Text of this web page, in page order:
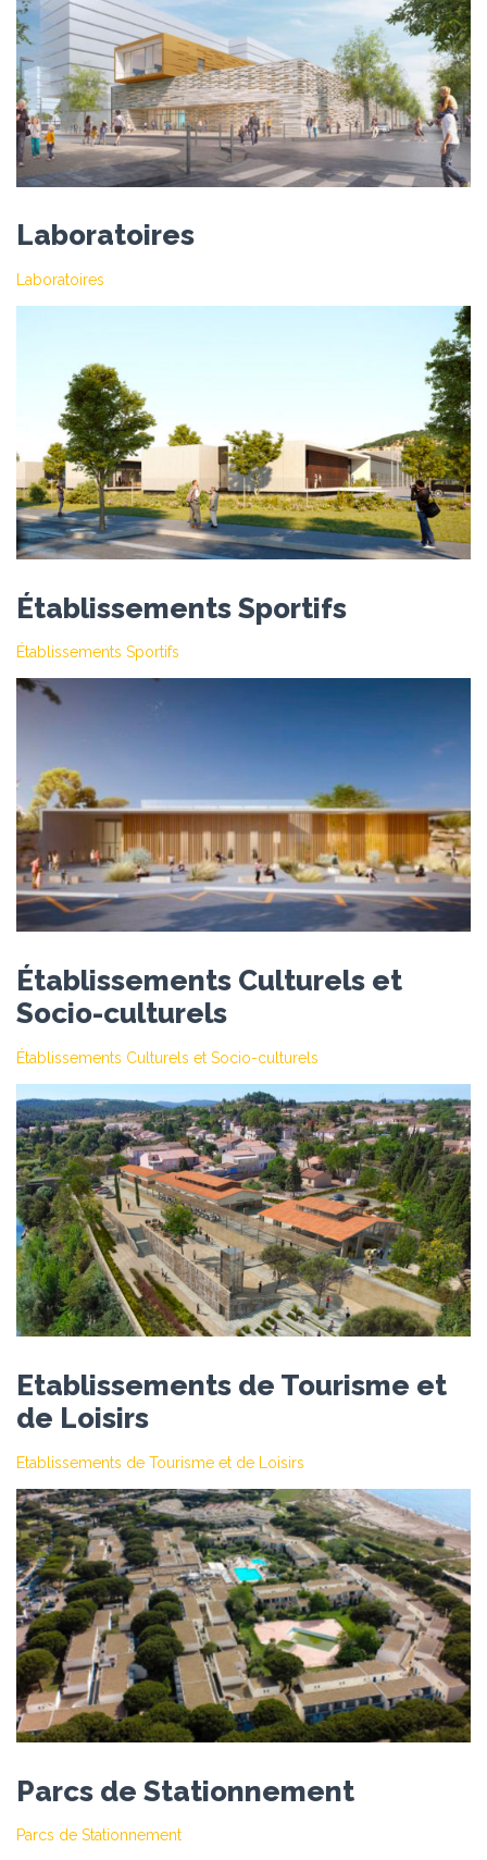
Laboratoires
Laboratoires
Établissements Sportifs
Établissements Sportifs
Établissements Culturels et
Socio-culturels
Établissements Culturels et Socio-culturels
Etablissements de Tourisme et
de Loisirs
Etablissements de Tourisme et de Loisirs
Parcs de Stationnement
Parcs de Stationnement